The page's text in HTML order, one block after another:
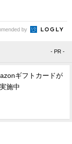
by
- PR -
ギフトカードが
施中